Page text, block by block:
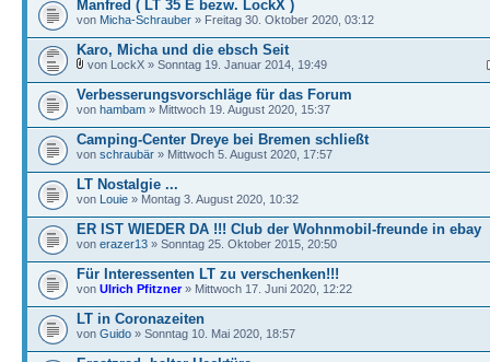
Manfred ( LT 35 E bezw. LockX )
von Micha-Schrauber » Freitag 30. Oktober 2020, 03:12
Karo, Micha und die ebsch Seit
von LockX » Sonntag 19. Januar 2014, 19:49
Verbesserungsvorschläge für das Forum
von hambam » Mittwoch 19. August 2020, 15:37
Camping-Center Dreye bei Bremen schließt
von schraubär » Mittwoch 5. August 2020, 17:57
LT Nostalgie ...
von Louie » Montag 3. August 2020, 10:32
ER IST WIEDER DA !!! Club der Wohnmobil-freunde in ebay
von erazer13 » Sonntag 25. Oktober 2015, 20:50
Für Interessenten LT zu verschenken!!!
von Ulrich Pfitzner» Mittwoch 17. Juni 2020, 12:22
LT in Coronazeiten
von Guido » Sonntag 10. Mai 2020, 18:57